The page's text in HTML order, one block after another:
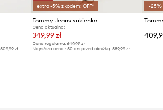
309,99 zł
extra -5% z kodem: OFF*
Tommy Jeans sukienka
Cena aktualna:
349,99 zł
Cena regularna:649,99 zł
Najniższa cena z 30 dni przed obniżką:389,99 zł
-25%